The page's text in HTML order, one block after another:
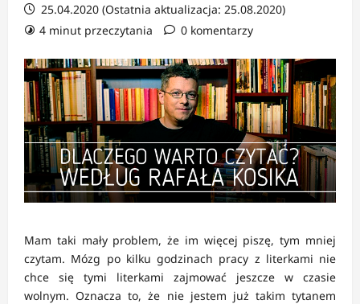
25.04.2020 (Ostatnia aktualizacja: 25.08.2020)
4 minut przeczytania
0 komentarzy
Mam taki mały problem, że im więcej piszę, tym mniej
czytam. Mózg po kilku godzinach pracy z literkami nie
chce się tymi literkami zajmować jeszcze w czasie
wolnym. Oznacza to, że nie jestem już takim tytanem